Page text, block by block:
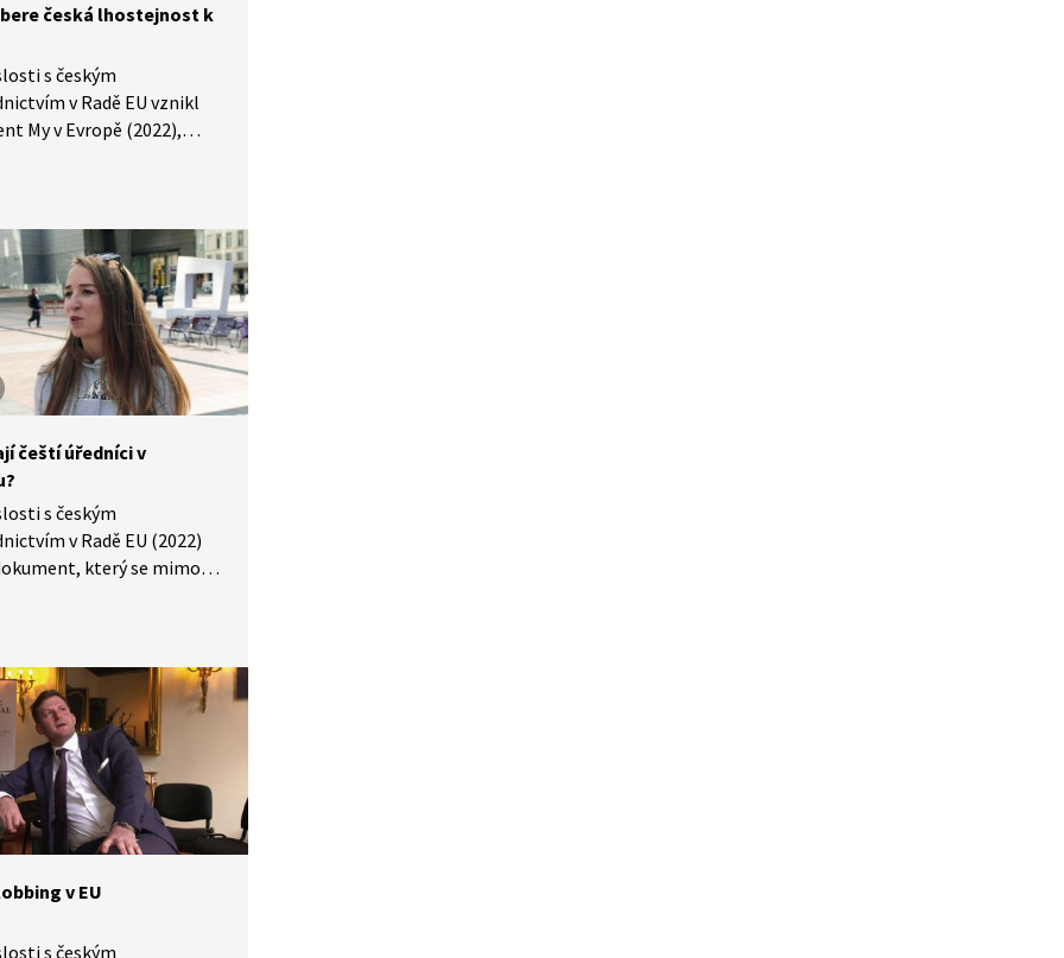
bere česká lhostejnost k
s českým
v Radě EU vznikl
My v Evropě (2022),
přináší k tomuto
průzkumy?
českých občanů k EU
V čem se liší
členských zemí?
se.
čeští úředníci v
s českým
v Radě EU (2022)
který se mimo
v Bruselu. Mnohé
že i takový
může jezdit
Čemu se
Češi v Bruselu věnují?
v EU
s českým